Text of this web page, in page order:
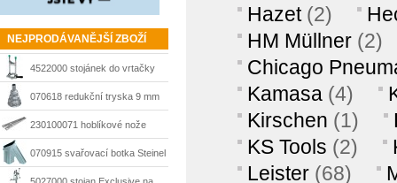
NEJPRODÁVANĚJŠÍ ZBOŽÍ
4522000 stojánek do vrtačky
Tecmobil s odsávacím
nástavcem Wolfcraft
070618 redukční tryska 9 mm
Steinel
230100071 hoblíkové nože
HSS 210 mm Matrix
070915 svařovací botka Steinel
Hazet (2)
HM Müllner (2)
Chicago
Kamasa (4)
Kirschen (1)
KS Tools (2)
Leister (68)